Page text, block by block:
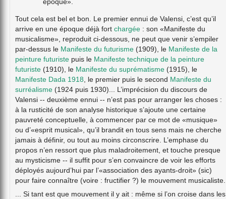
époque».
Tout cela est bel et bon. Le premier ennui de Valensi, c’est qu’il
arrive en une époque déjà fort chargée : son «Manifeste du
musicalisme», reproduit ci-dessous, ne peut que venir s’empiler
par-dessus le Manifeste du futurisme (1909), le Manifeste de la
peinture futuriste puis le Manifeste technique de la peinture
futuriste (1910), le Manifeste du suprématisme (1915), le
Manifeste Dada 1918, le premier puis le second Manifeste du
surréalisme (1924 puis 1930)... L’imprécision du discours de
Valensi -- deuxième ennui -- n’est pas pour arranger les choses :
à la rusticité de son analyse historique s’ajoute une certaine
pauvreté conceptuelle, à commencer par ce mot de «musique»
ou d’«esprit musical», qu’il brandit en tous sens mais ne cherche
jamais à définir, ou tout au moins circonscrire. L’emphase du
propos n’en ressort que plus maladroitement, et touche presque
au mysticisme -- il suffit pour s’en convaincre de voir les efforts
déployés aujourd’hui par l’«association des ayants-droit» (sic)
pour faire connaître (voire : fructifier ?) le mouvement musicaliste.
... Si tant est que mouvement il y ait : même si l’on croise dans les